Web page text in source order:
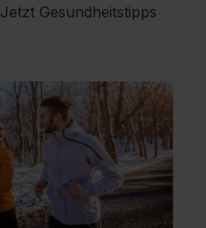
Gesundheitstipps